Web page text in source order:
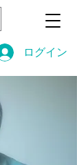
ログイン